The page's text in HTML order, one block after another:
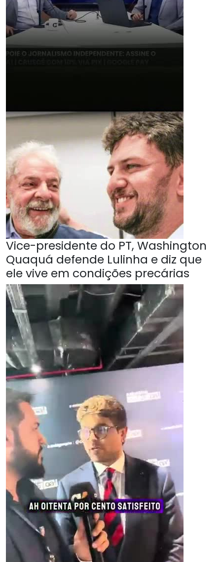
Vice-presidente do PT, Washington
Quaquá defende Lulinha e diz que
ele vive em condições precárias